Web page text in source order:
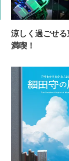
涼しく過ごせ
満喫！